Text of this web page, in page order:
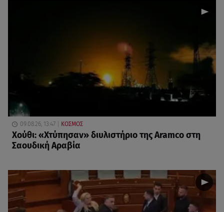
09.08.26, 13:47 ΚΟΣΜΟΣ
Χούθι: «Χτύπησαν» διυλιστήριο της Aramco στη
Σαουδική Αραβία